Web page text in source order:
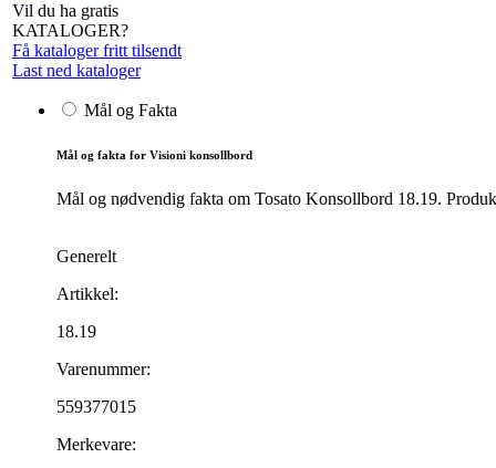
Vil du ha gratis
KATALOGER?
Få kataloger fritt tilsendt
Last ned kataloger
Mål og Fakta
Mål og fakta for Visioni konsollbord
Mål og nødvendig fakta om Tosato Konsollbord 18.19.
Generelt
Artikkel:
18.19
Varenummer:
559377015
Merkevare: